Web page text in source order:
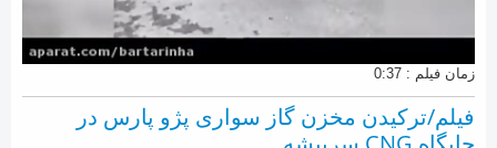
زمان فیلم : 0:37
فیلم/ترکیدن مخزن گاز سواری پژو پارس در